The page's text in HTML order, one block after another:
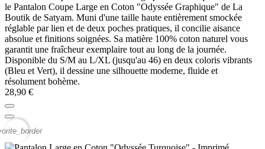
le Pantalon Coupe Large en Coton "Odyssée Graphique" de La
Boutik de Satyam. Muni d'une taille haute entièrement smockée
réglable par lien et de deux poches pratiques, il concilie aisance
absolue et finitions soignées. Sa matière 100% coton naturel vous
garantit une fraîcheur exemplaire tout au long de la journée.
Disponible du S/M au L/XL (jusqu'au 46) en deux coloris vibrants
(Bleu et Vert), il dessine une silhouette moderne, fluide et
résolument bohème.
28,90 €